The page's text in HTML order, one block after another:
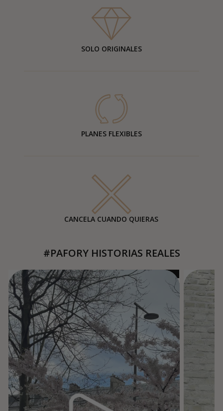
SOLO ORIGINALES
PLANES FLEXIBLES
CANCELA CUANDO QUIERAS
#PAFORY HISTORIAS REALES